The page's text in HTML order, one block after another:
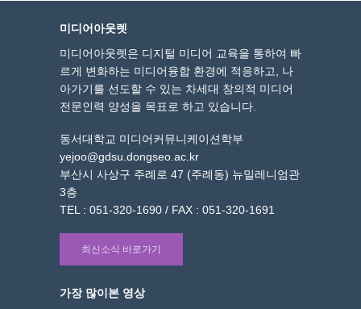
미디어아웃렛
미디어아웃렛은 디지털 미디어 교육을 통하여 빠
르게 변화하는 미디어융합 환경에 적응하고, 나
아가기를 선도할 수 있는 차세대 창의적 미디어
전문인력 양성을 목표로 하고 있습니다.
동서대학교 미디어커뮤니케이션학부
yejoo@gdsu.dongseo.ac.kr
부산시 사상구 주례로 47 (주례동) 뉴밀레니엄관
3층
TEL : 051-320-1690 / FAX : 051-320-1691
최신소식 바로가기
가장 많이본 영상